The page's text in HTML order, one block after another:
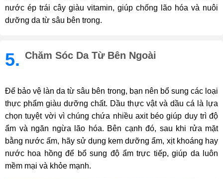
nước ép trái cây giàu vitamin, giúp chống lão hóa và nuôi
dưỡng da từ sâu bên trong.
5. Chăm Sóc Da Từ Bên Ngoài
Để bảo vệ làn da từ sâu bên trong, bạn nên bổ sung các loại
thực phẩm giàu dưỡng chất. Dầu thực vật và dầu cá là lựa
chọn tuyệt vời vì chúng chứa nhiều axit béo giúp duy trì độ
ẩm và ngăn ngừa lão hóa. Bên cạnh đó, sau khi rửa mặt
bằng nước ấm, hãy sử dụng kem dưỡng ẩm, xịt khoáng hay
nước hoa hồng để bổ sung độ ẩm trực tiếp, giúp da luôn
mềm mại và khỏe mạnh.